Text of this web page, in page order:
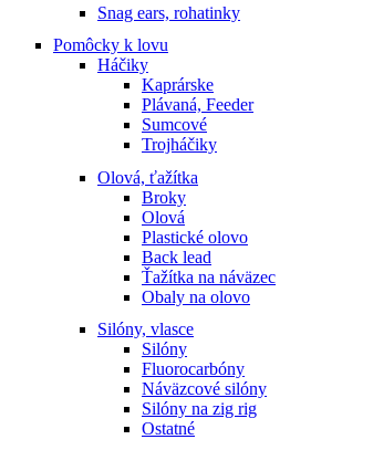
Snag ears, rohatinky
Pomôcky k lovu
Háčiky
Kaprárske
Plávaná, Feeder
Sumcové
Trojháčiky
Olová, ťažítka
Broky
Olová
Plastické olovo
Back lead
Ťažítka na náväzec
Obaly na olovo
Silóny, vlasce
Silóny
Fluorocarbóny
Náväzcové silóny
Silóny na zig rig
Ostatné